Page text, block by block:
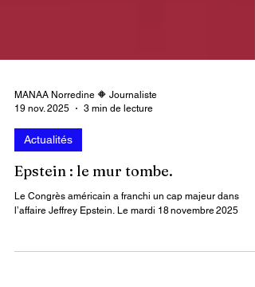
MANAA Norredine 🔶 Journaliste
19 nov. 2025
Actualités
Epstein : le mur tombe.